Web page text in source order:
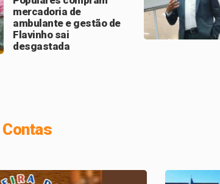
mercadoria de
ambulante e gestão de
Flavinho sai
desgastada